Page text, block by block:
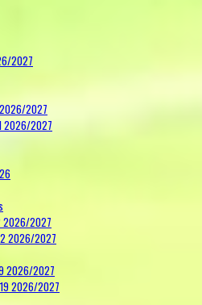
2027
2027
2026/2027
2026/2027
2026/2027
2026/2027
2026/2027